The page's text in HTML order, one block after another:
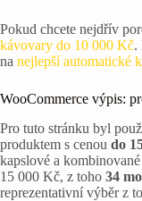
Pokud chcete nejdřív
kávovary do 10 000 Kč.
na nejlepší automatické
WooCommerce výpis:
Pro tuto stránku byl
produktem s cenou do
kapslové a
15 000 Kč, z toho 34
reprezentativní výběr z